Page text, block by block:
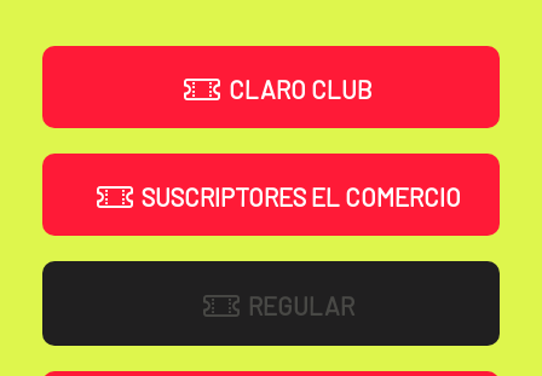
CLARO CLUB
SUSCRIPTORES EL COMERCIO
REGULAR